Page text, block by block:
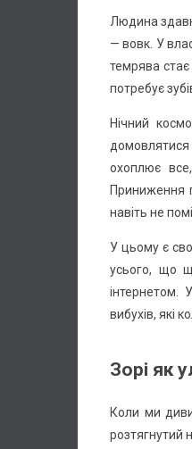
Людина
— вовк. У
темрява
потребує
Нічний
охоплює
Приниження
навіть не
У цьому є
усього, що
інтернетом.
вибухів, які
Зорі як
Коли ми
розтягнутий